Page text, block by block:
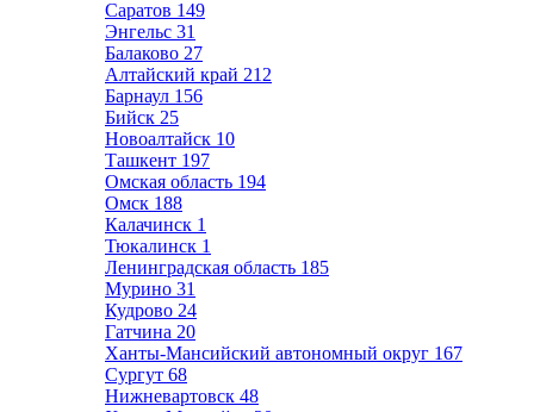
Саратов 149
Энгельс 31
Балаково 27
Алтайский край 212
Барнаул 156
Бийск 25
Новоалтайск 10
Ташкент 197
Омская область 194
Омск 188
Калачинск 1
Тюкалинск 1
Ленинградская область 185
Мурино 31
Кудрово 24
Гатчина 20
Ханты-Мансийский автономный округ 167
Сургут 68
Нижневартовск 48